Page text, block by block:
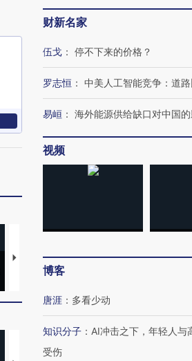
马航飞行员跨国走私7万
粒摇头丸 尿检体内含3种
财新名家
伍戈 ： 停不下来的价格？
罗志恒 ： 中美人工智能竞争：道
易峘 ： 海外能源供给缺口对中国
视频
博客
唐涯 ： 多看少动
知识分子 ： AI冲击之下，年轻人与
受伤